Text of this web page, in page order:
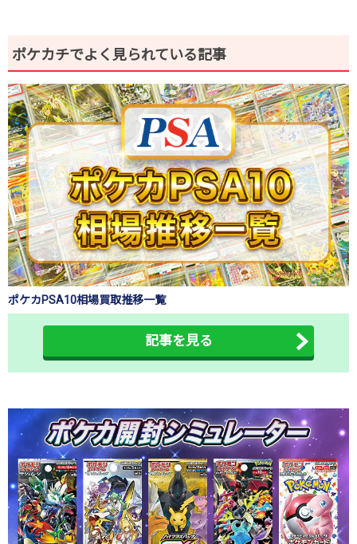
ポケカチでよく見られている記事
ポケカPSA10相場買取推移一覧
記事を見る